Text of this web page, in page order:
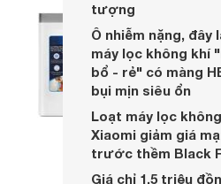
tượng
Ô nhiễm nặng, đây
máy lọc không khí
bổ - rẻ" có màng
bụi mịn siêu ổn
Loạt máy lọc
Xiaomi giảm giá
trước thềm Black
Giá chỉ 1.5 triệu